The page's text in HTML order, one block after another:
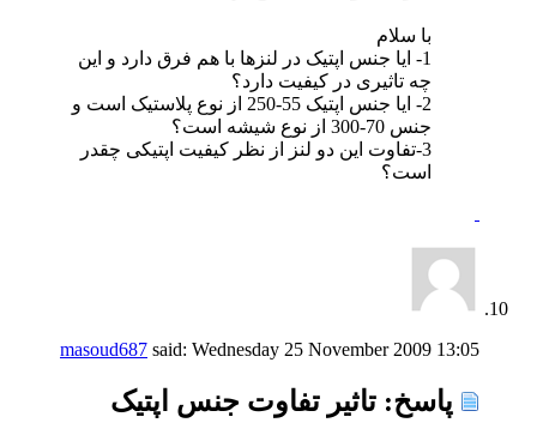
با سلام
1- ایا جنس اپتیک در لنزها با هم فرق دارد و این
چه تاثیری در کیفیت دارد؟
2- ایا جنس اپتیک 55-250 از نوع پلاستیک است و
جنس 70-300 از نوع شیشه است؟
3-تفاوت این دو لنز از نظر کیفیت اپتیکی چقدر
است؟
masoud687 said: Wednesday 25 November 2009 13:05
پاسخ: تاثیر تفاوت جنس اپتیک